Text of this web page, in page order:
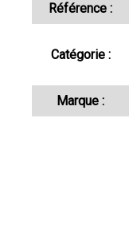
Référence :
Catégorie :
Marque :